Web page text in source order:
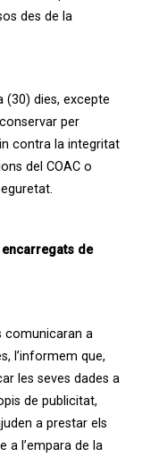
des de la
(30) dies, excepte
per
contra la integritat
del COAC o
de
comunicaran a
l’informem que,
les seves dades a
de publicitat,
a prestar els
a l’empara de la